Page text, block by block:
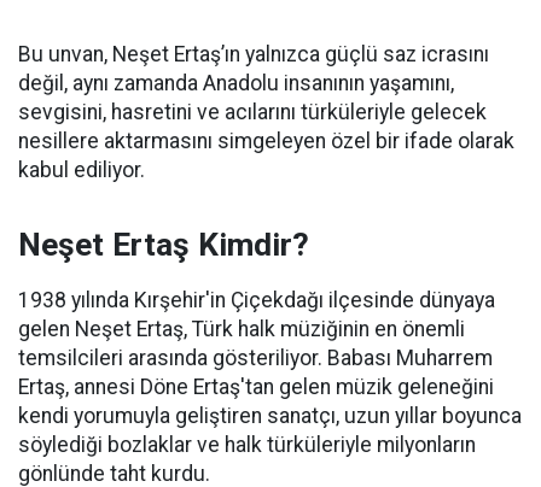
Bu unvan, Neşet Ertaş’ın yalnızca güçlü saz icrasını
değil, aynı zamanda Anadolu insanının yaşamını,
sevgisini, hasretini ve acılarını türküleriyle gelecek
nesillere aktarmasını simgeleyen özel bir ifade olarak
kabul ediliyor.
Neşet Ertaş Kimdir?
1938 yılında Kırşehir'in Çiçekdağı ilçesinde dünyaya
gelen Neşet Ertaş, Türk halk müziğinin en önemli
temsilcileri arasında gösteriliyor. Babası Muharrem
Ertaş, annesi Döne Ertaş'tan gelen müzik geleneğini
kendi yorumuyla geliştiren sanatçı, uzun yıllar boyunca
söylediği bozlaklar ve halk türküleriyle milyonların
gönlünde taht kurdu.